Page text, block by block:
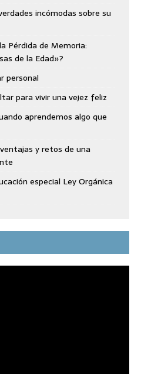
incómodas sobre su
Pérdida de Memoria:
de la Edad»?
personal
para vivir una vejez feliz
aprendemos algo que
y retos de una
especial Ley Orgánica